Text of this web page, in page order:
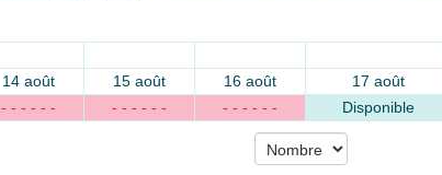
14 août 15 août 16 août
17 août
- - - - - - - - - - - - - - - - - - Disponible